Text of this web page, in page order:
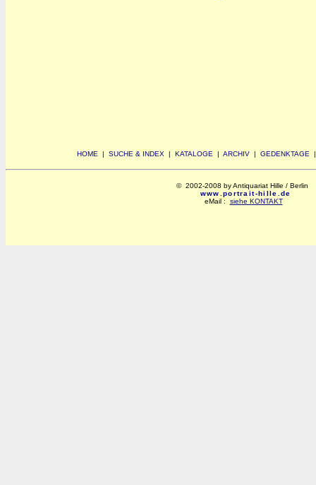
HOME | SUCHE & INDEX | KATALOGE | ARCHIV | GEDENKTAGE
© 2002-2008 by Antiquariat Hille / Berlin
www.portrait-hille.de
eMail : siehe KONTAKT